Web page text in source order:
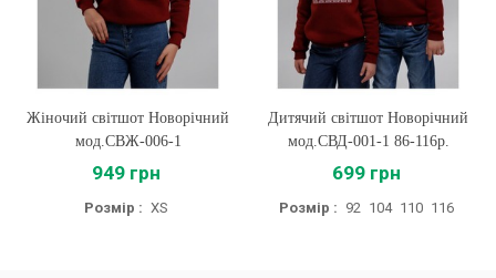
Жіночий світшот Новорічний
мод.СВЖ-006-1
949 грн
Розмір : XS
Дитячий світшот Новорічний
мод.СВД-001-1 86-116р.
699 грн
Розмір : 92 104 110 116